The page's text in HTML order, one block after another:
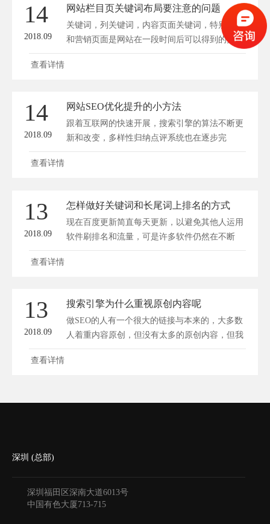
14
2018.09
网站栏目页关键词布局要注意的问题
关键词，列关键词，内容页面关键词，特别页面
和营销页面是网站在一段时间后可以得到的页
面。...
查看详情
14
2018.09
网站SEO优化提升的小方法
跟着互联网的快速开展，搜索引擎的算法不断更
新和改变，多样性归纳点评系统也在逐步完
善。...
查看详情
13
2018.09
怎样做好关键词和长尾词上排名的方式
现在百度更新简直每天更新，以避免其他人运用
软件刷排名和流量，可是许多软件仍然在不断
模...
查看详情
13
2018.09
搜索引擎为什么重视原创内容呢
做SEO的人有一个很大的链接与本来的，大多数
人着重内容原创，但没有太多的原创内容，但我
依...
查看详情
深圳 (总部)
深圳福田区深南大道6013号
中国有色大厦713-715